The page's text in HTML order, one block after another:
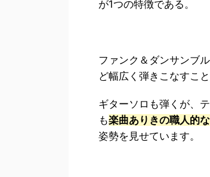
が1つの特徴である。
ファンク＆ダンサンブ
ど幅広く弾きこなすこ
ギターソロも弾くが、
も楽曲ありきの職人的
姿勢を見せています。